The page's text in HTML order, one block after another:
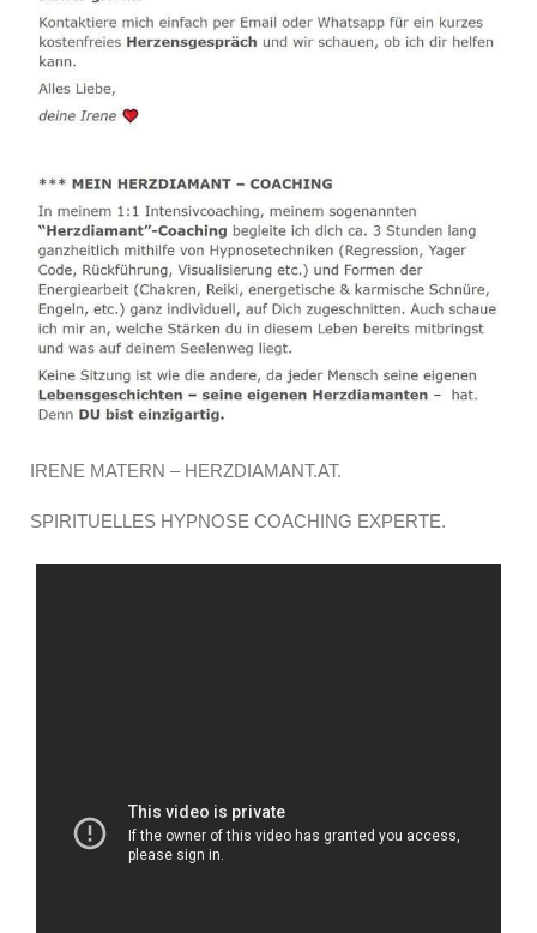
IRENE MATERN – HERZDIAMANT.AT.
SPIRITUELLES HYPNOSE COACHING EXPERTE.